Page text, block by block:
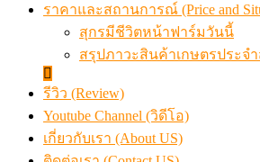
ราคาและสถานการณ์ (Price and
สุกรมีชีวิตหน้าฟาร์มวันนี้
สรุปภาวะสินค้าเกษตรประจ
รีวิว (Review)
Youtube Channel (วิดีโอ)
เกี่ยวกับเรา (About US)